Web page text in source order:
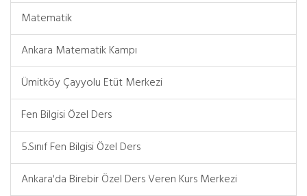
Matematik
Ankara Matematik Kampı
Ümitköy Çayyolu Etüt Merkezi
Fen Bilgisi Özel Ders
5.Sınıf Fen Bilgisi Özel Ders
Ankara'da Birebir Özel Ders Veren Kurs Merkezi